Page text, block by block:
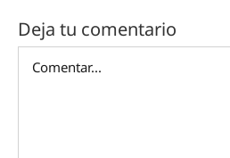
Deja tu comentario